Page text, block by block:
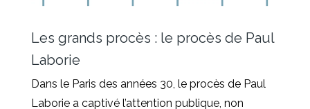
Les grands procès : le procès de Paul
Laborie
Dans le Paris des années 30, le procès de Paul
Laborie a captivé l’attention publique, non